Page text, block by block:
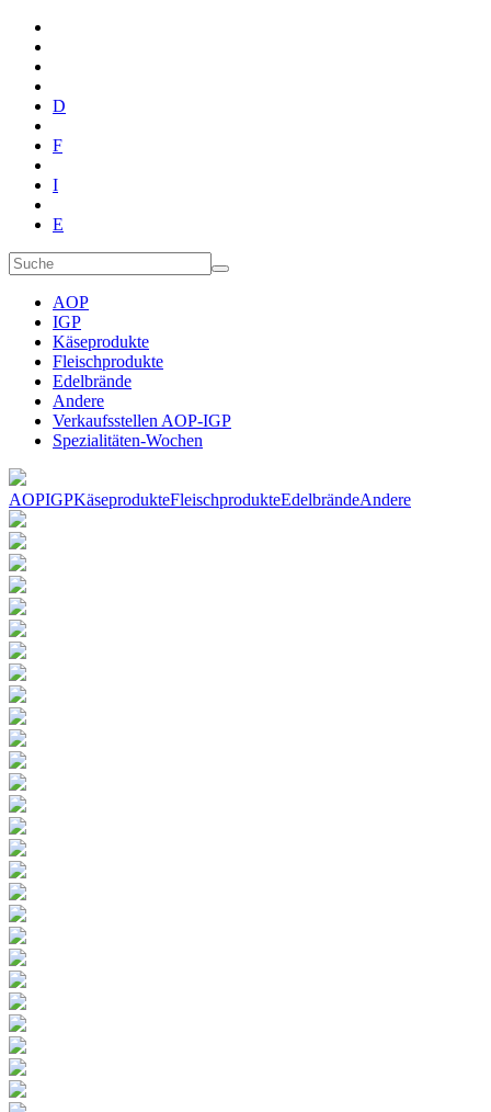
D
F
I
E
AOP
IGP
Käseprodukte
Fleischprodukte
Edelbrände
Andere
Verkaufsstellen AOP-IGP
Spezialitäten-Wochen
AOPIGPKäseprodukteFleischprodukteEdelbrändeAndere